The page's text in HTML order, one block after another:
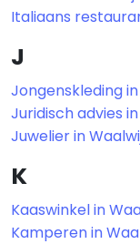
Italiaans
J
Jongenskleding
Juridisch advies
Juwelier in
K
Kaaswinkel in
Kamperen in